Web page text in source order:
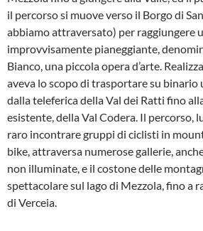
il percorso si muove verso il Borgo di
abbiamo attraversato) per raggiungere
improvvisamente pianeggiante,
Bianco, una piccola opera d’arte.
aveva lo scopo di trasportare su binario
dalla teleferica della Val dei Ratti fino
esistente, della Val Codera. Il percorso,
raro incontrare gruppi di ciclisti in
bike, attraversa numerose gallerie,
non illuminate, e il costone delle
spettacolare sul lago di Mezzola, fino a
di Verceia.